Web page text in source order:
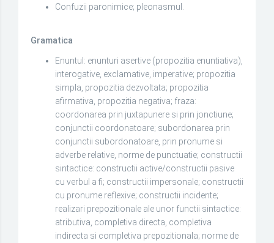
Confuzii paronimice; pleonasmul.
Gramatica
Enuntul: enunturi asertive (propozitia enuntiativa),
interogative, exclamative, imperative; propozitia
simpla, propozitia dezvoltata; propozitia
afirmativa, propozitia negativa; fraza:
coordonarea prin juxtapunere si prin jonctiune;
conjunctii coordonatoare; subordonarea prin
conjunctii subordonatoare, prin pronume si
adverbe relative, norme de punctuatie; constructii
sintactice: constructii active/constructii pasive
cu verbul a fi; constructii impersonale; constructii
cu pronume reflexive; constructii incidente;
realizari prepozitionale ale unor functii sintactice:
atributiva, completiva directa, completiva
indirecta si completiva prepozitionala; norme de